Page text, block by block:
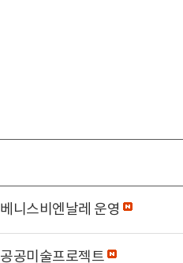
베니스비엔날레 운영
공공미술프로젝트